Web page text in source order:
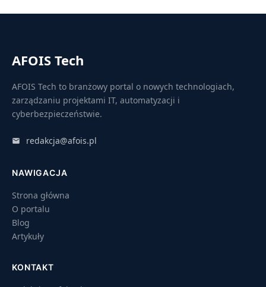
AFOIS Tech
AFOIS Tech to branżowy portal o nowych technologiach,
zarządzaniu projektami IT, automatyzacji i
cyberbezpieczeństwie.
redakcja@afois.pl
NAWIGACJA
Strona główna
O portalu
Blog
Artykuły
KONTAKT